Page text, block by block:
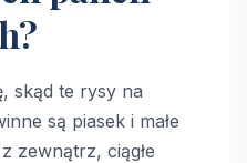
skąd te rysy na
są piasek i małe
zewnątrz, ciągłe